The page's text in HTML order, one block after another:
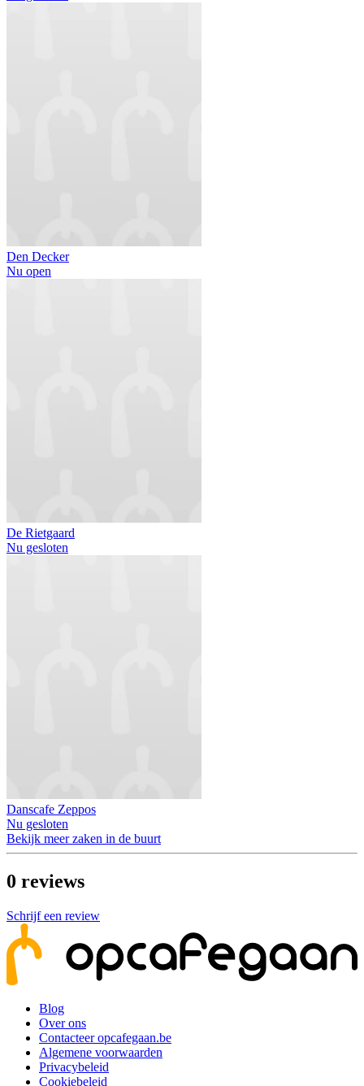
Den Decker
Nu open
De Rietgaard
Nu gesloten
Danscafe Zeppos
Nu gesloten
Bekijk meer zaken in de buurt
0 reviews
Schrijf een review
Blog
Over ons
Contacteer opcafegaan.be
Algemene voorwaarden
Privacybeleid
Cookiebeleid